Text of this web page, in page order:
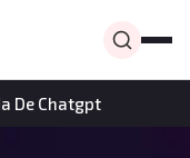
De Chatgpt